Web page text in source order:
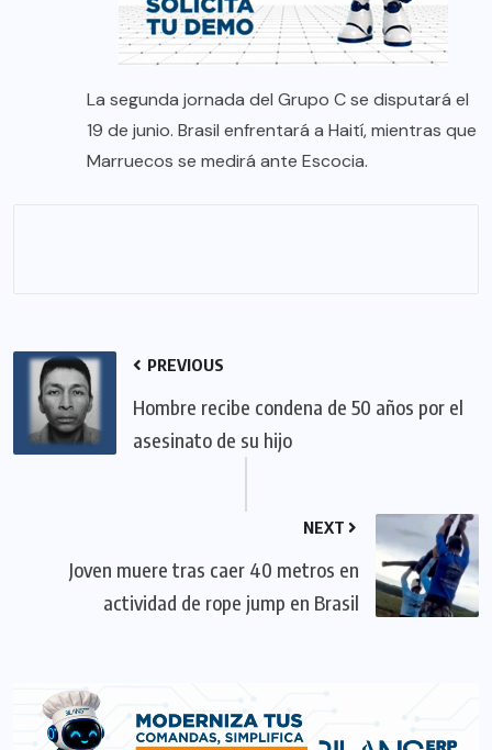
La segunda jornada del Grupo C se disputará el
19 de junio. Brasil enfrentará a Haití, mientras que
Marruecos se medirá ante Escocia.
PREVIOUS
Hombre recibe condena de 50 años por el
asesinato de su hijo
NEXT
Joven muere tras caer 40 metros en
actividad de rope jump en Brasil